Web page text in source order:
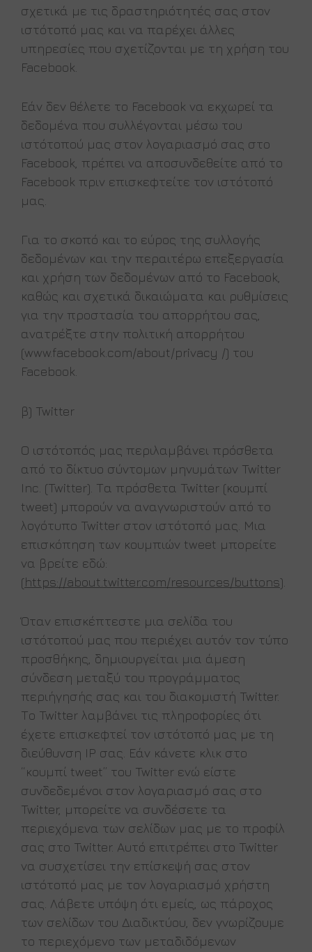
σχετικά με τις δραστηριότητές σας στον
ιστότοπό μας και να παρέχει άλλες
υπηρεσίες που σχετίζονται με τη χρήση του
Facebook.
Εάν δεν θέλετε το Facebook να εκχωρεί τα
δεδομένα που συλλέγονται μέσω του
ιστότοπού μας στον λογαριασμό σας στο
Facebook, πρέπει να αποσυνδεθείτε από το
Facebook πριν επισκεφτείτε τον ιστότοπό
μας.
Για το σκοπό και το εύρος της συλλογής
δεδομένων και την περαιτέρω επεξεργασία
και χρήση των δεδομένων από το Facebook,
καθώς και σχετικά δικαιώματα και ρυθμίσεις
για την προστασία του απορρήτου σας,
ανατρέξτε στην πολιτική απορρήτου
(www.facebook.com/about/privacy /) του
Facebook.
β) Twitter
Ο ιστότοπός μας περιλαμβάνει πρόσθετα
από το δίκτυο σύντομων μηνυμάτων Twitter
Inc. (Twitter). Τα πρόσθετα Twitter (κουμπί
tweet) μπορούν να αναγνωριστούν από το
λογότυπο Twitter στον ιστότοπό μας. Μια
επισκόπηση των κουμπιών tweet μπορείτε
να βρείτε εδώ:
(https://about.twitter.com/resources/buttons).
Όταν επισκέπτεστε μια σελίδα του
ιστότοπού μας που περιέχει αυτόν τον τύπο
προσθήκης, δημιουργείται μια άμεση
σύνδεση μεταξύ του προγράμματος
περιήγησής σας και του διακομιστή Twitter.
Το Twitter λαμβάνει τις πληροφορίες ότι
έχετε επισκεφτεί τον ιστότοπό μας με τη
διεύθυνση IP σας. Εάν κάνετε κλικ στο
“κουμπί tweet” του Twitter ενώ είστε
συνδεδεμένοι στον λογαριασμό σας στο
Twitter, μπορείτε να συνδέσετε τα
περιεχόμενα των σελίδων μας με το προφίλ
σας στο Twitter. Αυτό επιτρέπει στο Twitter
να συσχετίσει την επίσκεψή σας στον
ιστότοπό μας με τον λογαριασμό χρήστη
σας. Λάβετε υπόψη ότι εμείς, ως πάροχος
των σελίδων του Διαδικτύου, δεν γνωρίζουμε
το περιεχόμενο των μεταδιδόμενων